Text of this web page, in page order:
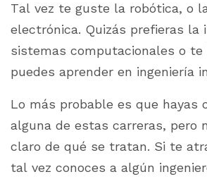
Tal vez te guste la robótica, o
electrónica. Quizás prefieras la
sistemas computacionales o te
puedes aprender en ingeniería
Lo más probable es que hayas
alguna de estas carreras, pero
claro de qué se tratan. Si te
tal vez conoces a algún